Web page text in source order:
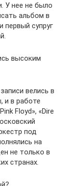
У нее не было
альбом в
первый супруг
высоким
велись в
и в работе
Floyd», «Dire
под
на
не только в
странах.